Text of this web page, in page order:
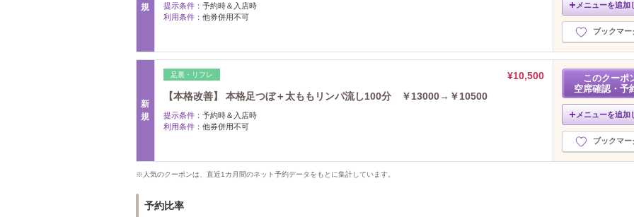
規
提示条件： 予約時＆入店時
利用条件： 他券併用不可
メニューを追加
ブックマー
新
規
足裏・リフレ
¥10,500
【本格改善】 本格足つぼ＋太ももリンパ流し100分 ￥13000→￥10500
提示条件： 予約時＆入店時
利用条件： 他券併用不可
このクーポ
空席確認・予
メニューを追加
ブックマー
※人気のクーポンは、直近1カ月間のネット予約データをもとに集計しています。
予約比率